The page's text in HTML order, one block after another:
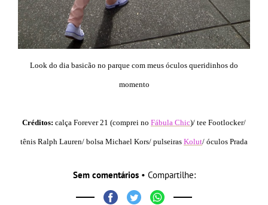
Look do dia basicão no parque com meus óculos queridinhos do
momento
Créditos: calça Forever 21 (comprei no Fábula Chic)/ tee Footlocker/
tênis Ralph Lauren/ bolsa Michael Kors/ pulseiras Kolut/ óculos Prada
Sem comentários• Compartilhe: